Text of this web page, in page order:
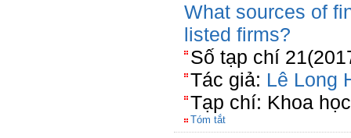
What sources of
listed firms?
Số tạp chí
Tác giả: Lê Long
Tạp chí: Khoa
Tóm tắt